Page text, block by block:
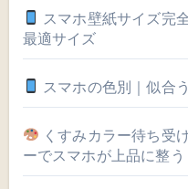
スマホ壁紙サイズ完
最適サイズ
スマホの色別｜似合
くすみカラー待ち受
ーでスマホが上品に整う